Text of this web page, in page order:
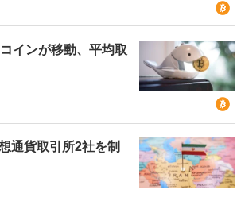
インが移動、平均取
通貨取引所2社を制